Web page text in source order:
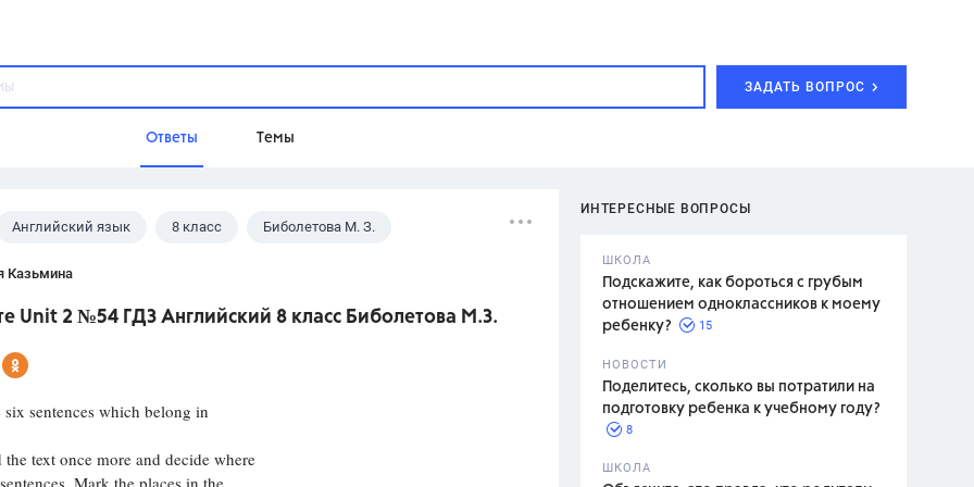
ЗАДАТЬ ВОПРОС
Ответы Темы
Домашнее задание
Разумовская М.М.,
ИНТЕРЕСНЫЕ ВОПРОСЫ
ШКОЛА
Подскажите, как бороться с грубым
отношением одноклассников к моему
ребенку?
15
НОВОСТИ
Поделитесь, сколько вы потратили на
подготовку ребенка к учебному году?
8
ШКОЛА
Английский язык 8 класс Биболетова М. З.
Казьмина
Unit 2 №54 ГДЗ Английский 8 класс Биболетова М.З.
sentences which belong in
text once more and decide where
Mark the places in the